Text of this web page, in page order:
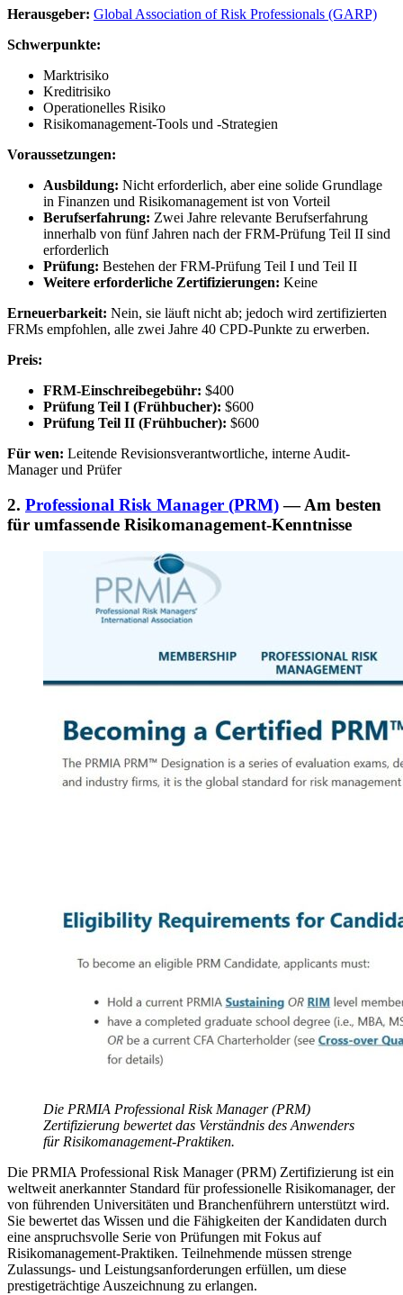
Herausgeber: Global Association of Risk Professionals (GARP)
Schwerpunkte:
Marktrisiko
Kreditrisiko
Operationelles Risiko
Risikomanagement-Tools und -Strategien
Voraussetzungen:
Ausbildung: Nicht erforderlich, aber eine solide Grundlage
in Finanzen und Risikomanagement ist von Vorteil
Berufserfahrung: Zwei Jahre relevante Berufserfahrung
innerhalb von fünf Jahren nach der FRM-Prüfung Teil II sind
erforderlich
Prüfung: Bestehen der FRM-Prüfung Teil I und Teil II
Weitere erforderliche Zertifizierungen: Keine
Erneuerbarkeit: Nein, sie läuft nicht ab; jedoch wird zertifizierten
FRMs empfohlen, alle zwei Jahre 40 CPD-Punkte zu erwerben.
Preis:
FRM-Einschreibegebühr: $400
Prüfung Teil I (Frühbucher): $600
Prüfung Teil II (Frühbucher): $600
Für wen: Leitende Revisionsverantwortliche, interne Audit-
Manager und Prüfer
2. Professional Risk Manager (PRM)— Am besten
für umfassende Risikomanagement-Kenntnisse
Die PRMIA Professional Risk Manager (PRM)
Zertifizierung bewertet das Verständnis des Anwenders
für Risikomanagement-Praktiken.
Die PRMIA Professional Risk Manager (PRM) Zertifizierung ist ein
weltweit anerkannter Standard für professionelle Risikomanager, der
von führenden Universitäten und Branchenführern unterstützt wird.
Sie bewertet das Wissen und die Fähigkeiten der Kandidaten durch
eine anspruchsvolle Serie von Prüfungen mit Fokus auf
Risikomanagement-Praktiken. Teilnehmende müssen strenge
Zulassungs- und Leistungsanforderungen erfüllen, um diese
prestigeträchtige Auszeichnung zu erlangen.